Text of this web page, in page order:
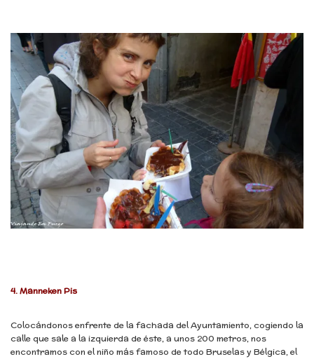
4.Manneken Pis
Colocándonos enfrente de la fachada del Ayuntamiento, cogiendo la
calle que sale a la izquierda de éste, a unos 200 metros, nos
encontramos con el niño más famoso de todo Bruselas y Bélgica, el